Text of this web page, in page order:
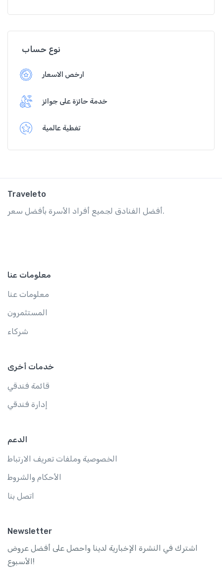
نوع حساب
ارخص الاسعار
خدمة حائزة على جوائز
تغطية عالمية
Traveleto
أفضل الفنادق لجميع أفراد الأسرة بأفضل سعر.
معلومات عنا
معلومات عنا
المستثمرون
شركاء
خدمات أخرى
قائمة فندقي
إدارة فندقي
الدعم
الخصوصية وملفات تعريف الارتباط
الأحكام والشروط
اتصل بنا
Newsletter
اشترك في النشرة الإخبارية لدينا واحصل على أفضل عروض
الأسبوع!